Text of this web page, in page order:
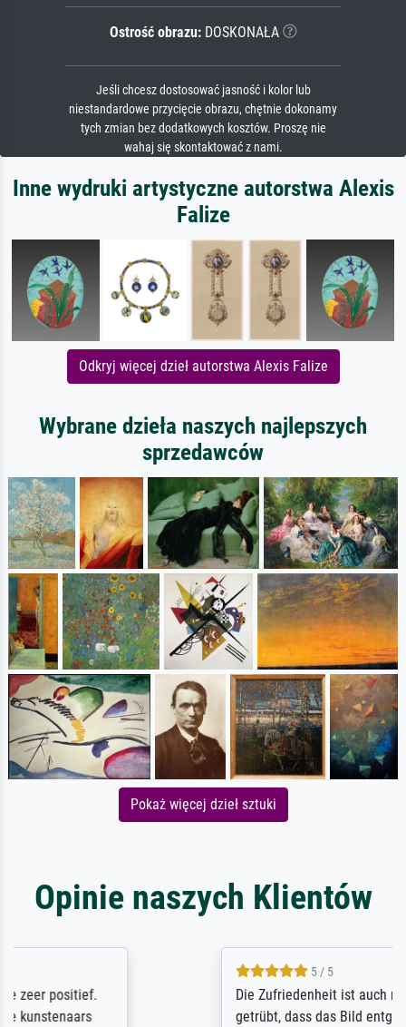
Ostrość obrazu:DOSKONAŁA
Jeśli chcesz dostosować jasność i kolor lub
niestandardowe przycięcie obrazu, chętnie dokonamy
tych zmian bez dodatkowych kosztów. Proszę nie
wahaj się skontaktować z nami.
Inne wydruki artystyczne autorstwa Alexis
Falize
Odkryj więcej dzieł autorstwa Alexis Falize
Wybrane dzieła naszych najlepszych
sprzedawców
Pokaż więcej dzieł sztuki
Opinie naszych Klientów
Die Zufriedenheit ist auch nicht dadurch
getrübt, dass das Bild entgegen einer